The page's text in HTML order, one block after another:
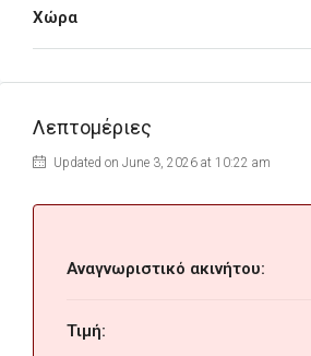
Χώρα
Λεπτομέριες
Updated on June 3, 2026 at 10:22 am
Αναγνωριστικό ακινήτου:
Τιμή: